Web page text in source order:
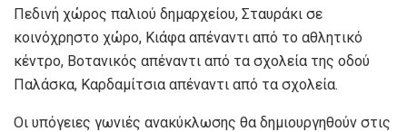
Πεδινή χώρος παλιού δημαρχείου, Σταυράκι σε
κοινόχρηστο χώρο, Κιάφα απέναντι από το αθλητικό
κέντρο, Βοτανικός απέναντι από τα σχολεία της οδού
Παλάσκα, Καρδαμίτσια απέναντι από τα σχολεία.
Οι υπόγειες γωνιές ανακύκλωσης θα δημιουργηθούν στις